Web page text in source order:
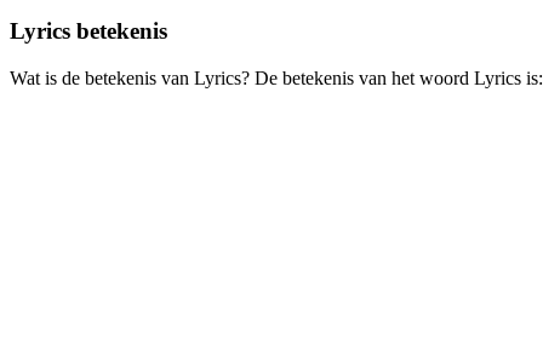
Lyrics betekenis
Wat is de betekenis van Lyrics? De betekenis van het woord Lyrics is: